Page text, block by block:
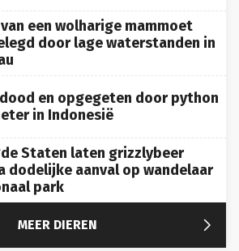
door lage waterstanden in
in Indonesië
dodelijke aanval op wandelaar
park